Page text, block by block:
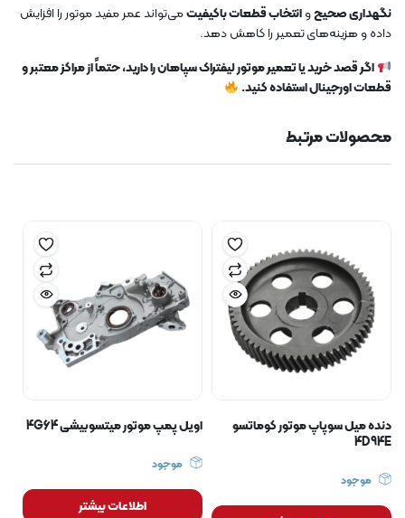
نگهداری صحیحوانتخاب قطعات باکیفیتمی‌تواند عمر مفید موتور را افزایش
داده و هزینه‌های تعمیر را کاهش دهد.
اگر قصد خرید یا تعمیر موتور لیفتراک سپاهان را دارید، حتماً از مراکز معتبر و
قطعات اورجینال استفاده کنید.
محصولات مرتبط
دنده میل سوپاپ موتور کوماتسو
4D94E
موجود
اویل پمپ موتور میتسوبیشی 4G64
موجود
اطلاعات بیشتر